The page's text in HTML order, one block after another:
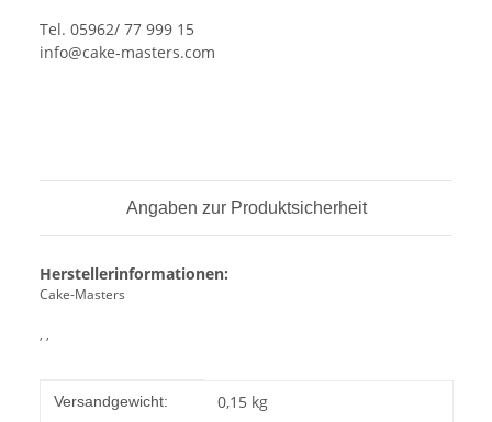
Tel. 05962/ 77 999 15
info@cake-masters.com
Angaben zur Produktsicherheit
Herstellerinformationen:
Cake-Masters
, ,
Produkteigenschaft
Wert
Versandgewicht: 0,15 kg